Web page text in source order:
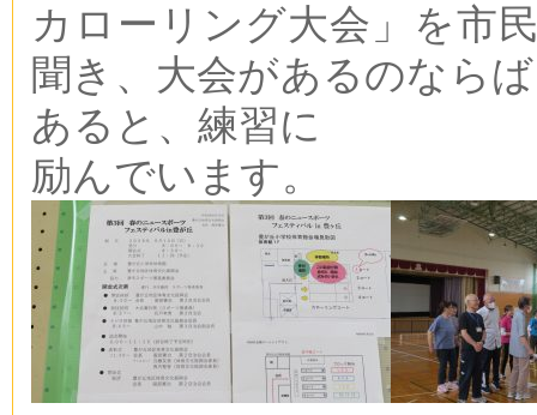
カローリング大会」を市
聞き、大会があるのなら
あると、練習に
励んでいます。